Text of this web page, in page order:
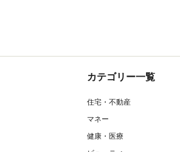
カテゴリー一覧
住宅・不動産
マネー
健康・医療